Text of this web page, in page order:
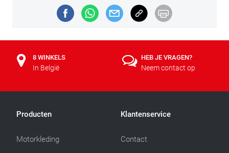
8 WINKELS
In België
HEB JE VRAGEN?
Neem contact op
Producten
Motorkleding
Klantenservice
Contact